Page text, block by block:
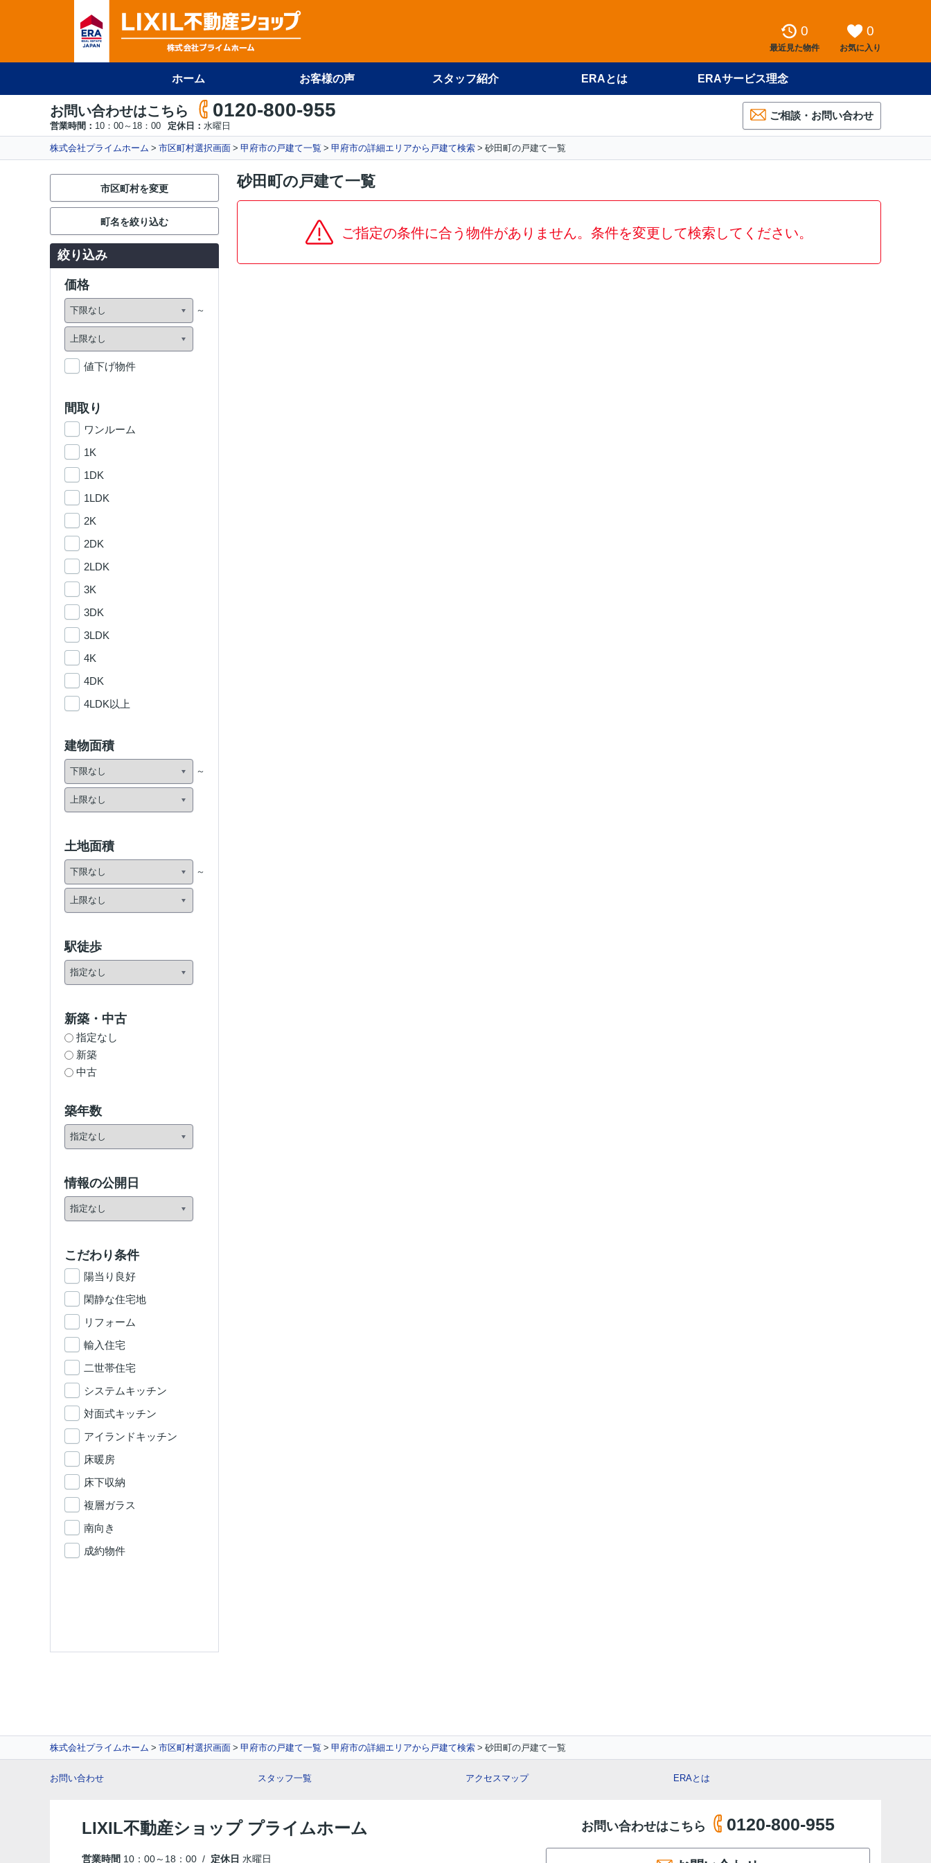
0
最近見た物件
0
お気に入り
ホーム お客様の声 スタッフ紹介 ERAとは ERAサービス理念
お問い合わせはこちら 0120-800-955
営業時間： 10：00～18：00 定休日： 水曜日
ご相談・お問い合わせ
株式会社プライムホーム 市区町村選択画面 甲府市の戸建て一覧 甲府市の詳細エリアから戸建て検索 砂田町の戸建て一覧
砂田町の戸建て一覧
ご指定の条件に合う物件がありません。条件を変更して検索してください。
市区町村を変更
町名を絞り込む
絞り込み
価格
値下げ物件
間取り
ワンルーム
1K
1DK
1LDK
2K
2DK
2LDK
3K
3DK
3LDK
4K
4DK
4LDK以上
建物面積
土地面積
駅徒歩
新築・中古
指定なし
新築
中古
築年数
情報の公開日
こだわり条件
陽当り良好
閑静な住宅地
リフォーム
輸入住宅
二世帯住宅
システムキッチン
対面式キッチン
アイランドキッチン
床暖房
床下収納
複層ガラス
南向き
成約物件
株式会社プライムホーム 市区町村選択画面 甲府市の戸建て一覧 甲府市の詳細エリアから戸建て検索 砂田町の戸建て一覧
お問い合わせ スタッフ一覧 アクセスマップ ERAとは
LIXIL不動産ショップ プライムホーム
営業時間 10：00～18：00 / 定休日 水曜日
お問い合わせはこちら 0120-800-955